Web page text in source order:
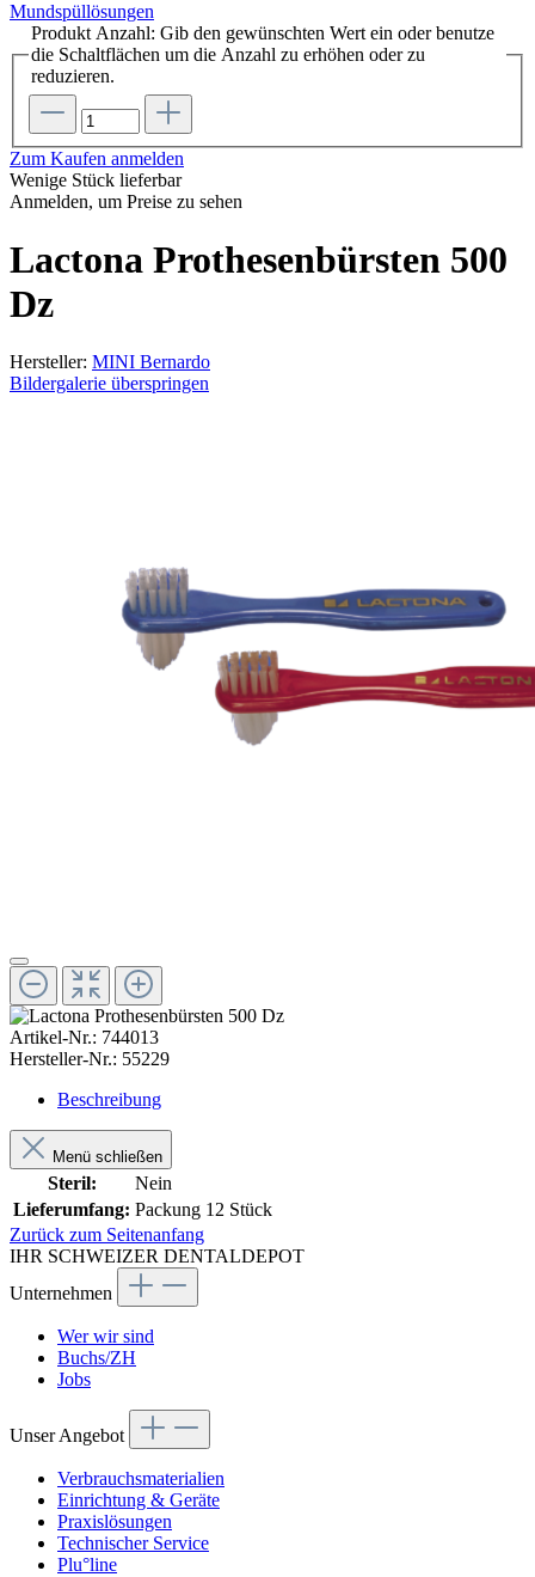
Mundspüllösungen
Produkt Anzahl: Gib den gewünschten Wert ein oder benutze
die Schaltflächen um die Anzahl zu erhöhen oder zu
reduzieren.
Zum Kaufen anmelden
Wenige Stück lieferbar
Anmelden, um Preise zu sehen
Lactona Prothesenbürsten 500
Dz
Hersteller: MINI Bernardo
Bildergalerie überspringen
Artikel-Nr.: 744013
Hersteller-Nr.: 55229
Beschreibung
Menü schließen
Steril:
Nein
Lieferumfang: Packung 12 Stück
Zurück zum Seitenanfang
IHR SCHWEIZER DENTALDEPOT
Unternehmen
Wer wir sind
Buchs/ZH
Jobs
Unser Angebot
Verbrauchsmaterialien
Einrichtung & Geräte
Praxislösungen
Technischer Service
Plu°line